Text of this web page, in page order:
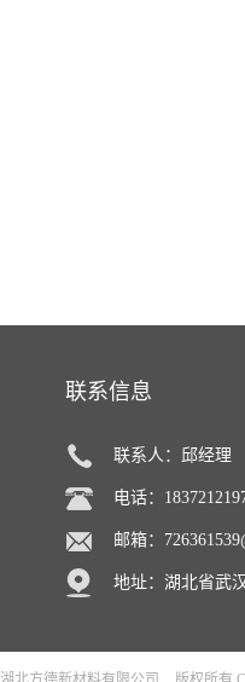
联系信息
联系人：邱经理
电话：
邮箱：
地址：湖北省武